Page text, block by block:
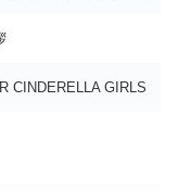
CINDERELLA GIRLS